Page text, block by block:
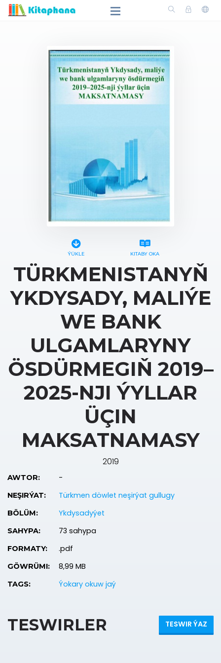
ÝÜKLE KITABY OKA
TÜRKMENISTANYŇ
YKDYSADY, MALIÝE
WE BANK
ULGAMLARYNY
ÖSDÜRMEGIŇ 2019–
2025-NJI ÝYLLAR
ÜÇIN
MAKSATNAMASY
2019
AWTOR: -
NEŞIRÝAT: Türkmen döwlet neşirýat gullugy
BÖLÜM: Ykdysadyýet
SAHYPA: 73 sahypa
FORMATY: .pdf
GÖWRÜMI: 8,99 MB
TAGS: Ýokary okuw jaý
TESWIRLER TESWIR ÝAZ